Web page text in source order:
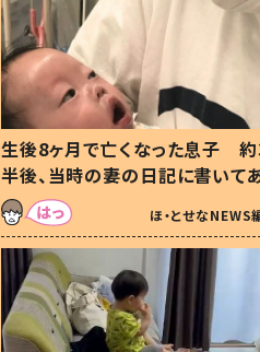
生後8ヶ月で亡くなった息子
半後、当時の妻の日記に書いて
た本音とは
ほ・とせなNEWS